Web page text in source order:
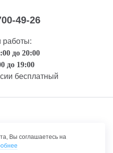
49-26
работы:
до 20:00
до 19:00
бесплатный
Вы соглашаетесь на